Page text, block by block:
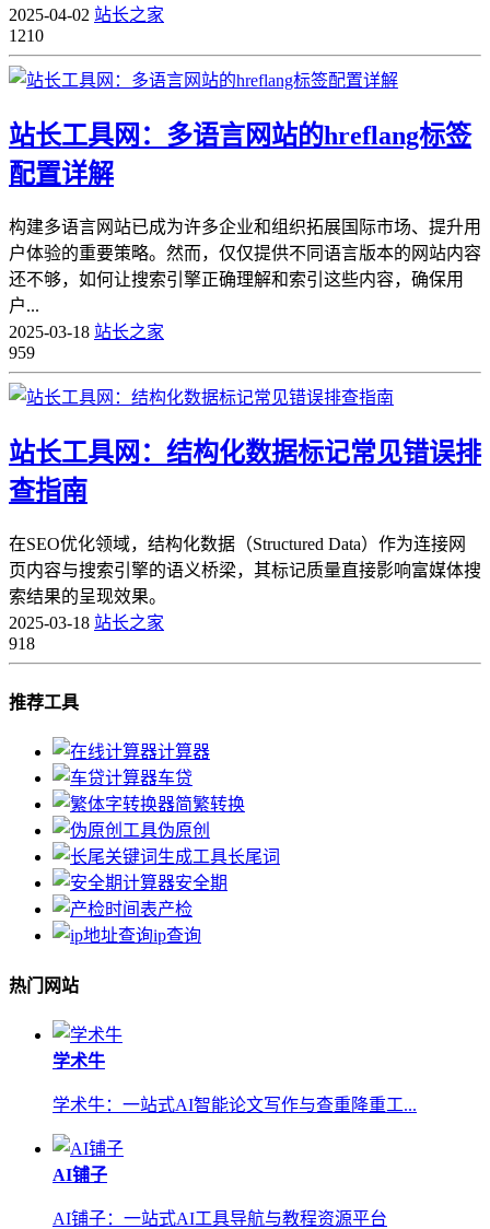
2025-04-02 站长之家
1210
站长工具网：多语言网站的hreflang标签
配置详解
构建多语言网站已成为许多企业和组织拓展国际市场、提升用
户体验的重要策略。然而，仅仅提供不同语言版本的网站内容
还不够，如何让搜索引擎正确理解和索引这些内容，确保用
户...
2025-03-18 站长之家
959
站长工具网：结构化数据标记常见错误排
查指南
在SEO优化领域，结构化数据（Structured Data）作为连接网
页内容与搜索引擎的语义桥梁，其标记质量直接影响富媒体搜
索结果的呈现效果。
2025-03-18 站长之家
918
推荐工具
计算器
车贷
简繁转换
伪原创
长尾词
安全期
产检
ip查询
热门网站
学术牛
学术牛：一站式AI智能论文写作与查重降重工...
AI铺子
AI铺子：一站式AI工具导航与教程资源平台